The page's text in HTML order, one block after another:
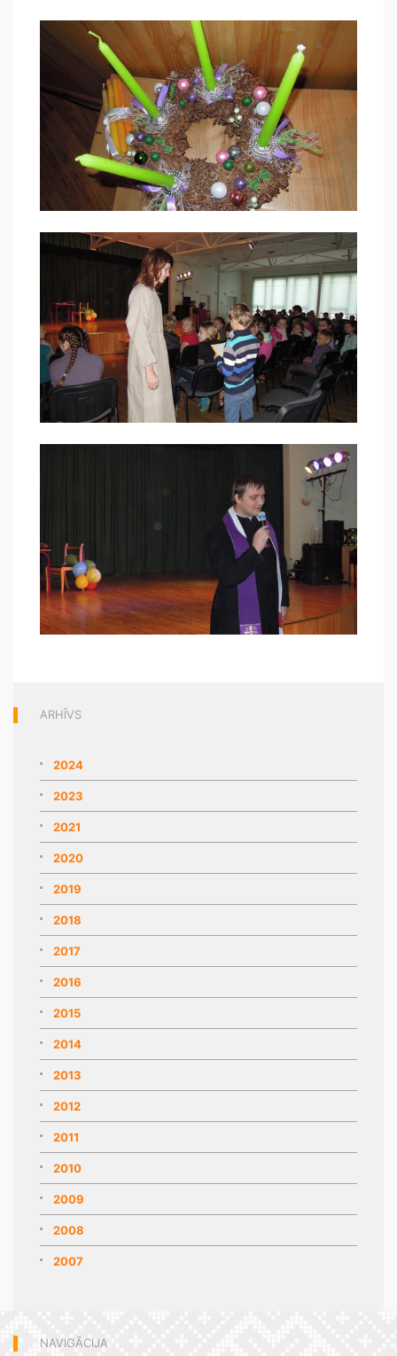
ARHĪVS
2024
2023
2021
2020
2019
2018
2017
2016
2015
2014
2013
2012
2011
2010
2009
2008
2007
NAVIGĀCIJA